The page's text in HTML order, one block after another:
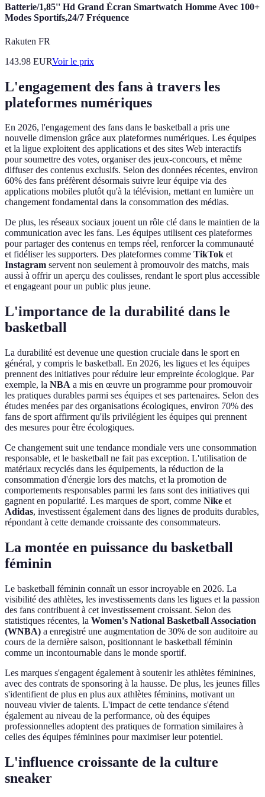
Batterie/1,85'' Hd Grand Écran Smartwatch Homme Avec 100+
Modes Sportifs,24/7 Fréquence
Rakuten FR
143.98 EURVoir le prix
L'engagement des fans à travers les
plateformes numériques
En 2026, l'engagement des fans dans le basketball a pris une
nouvelle dimension grâce aux plateformes numériques. Les équipes
et la ligue exploitent des applications et des sites Web interactifs
pour soumettre des votes, organiser des jeux-concours, et même
diffuser des contenus exclusifs. Selon des données récentes, environ
60% des fans préfèrent désormais suivre leur équipe via des
applications mobiles plutôt qu'à la télévision, mettant en lumière un
changement fondamental dans la consommation des médias.
De plus, les réseaux sociaux jouent un rôle clé dans le maintien de la
communication avec les fans. Les équipes utilisent ces plateformes
pour partager des contenus en temps réel, renforcer la communauté
et fidéliser les supporters. Des plateformes comme TikTok et
Instagram servent non seulement à promouvoir des matchs, mais
aussi à offrir un aperçu des coulisses, rendant le sport plus accessible
et engageant pour un public plus jeune.
L'importance de la durabilité dans le
basketball
La durabilité est devenue une question cruciale dans le sport en
général, y compris le basketball. En 2026, les ligues et les équipes
prennent des initiatives pour réduire leur empreinte écologique. Par
exemple, la NBA a mis en œuvre un programme pour promouvoir
les pratiques durables parmi ses équipes et ses partenaires. Selon des
études menées par des organisations écologiques, environ 70% des
fans de sport affirment qu'ils privilégient les équipes qui prennent
des mesures pour être écologiques.
Ce changement suit une tendance mondiale vers une consommation
responsable, et le basketball ne fait pas exception. L'utilisation de
matériaux recyclés dans les équipements, la réduction de la
consommation d'énergie lors des matchs, et la promotion de
comportements responsables parmi les fans sont des initiatives qui
gagnent en popularité. Les marques de sport, comme Nike et
Adidas, investissent également dans des lignes de produits durables,
répondant à cette demande croissante des consommateurs.
La montée en puissance du basketball
féminin
Le basketball féminin connaît un essor incroyable en 2026. La
visibilité des athlètes, les investissements dans les ligues et la passion
des fans contribuent à cet investissement croissant. Selon des
statistiques récentes, la Women's National Basketball Association
(WNBA) a enregistré une augmentation de 30% de son auditoire au
cours de la dernière saison, positionnant le basketball féminin
comme un incontournable dans le monde sportif.
Les marques s'engagent également à soutenir les athlètes féminines,
avec des contrats de sponsoring à la hausse. De plus, les jeunes filles
s'identifient de plus en plus aux athlètes féminins, motivant un
nouveau vivier de talents. L'impact de cette tendance s'étend
également au niveau de la performance, où des équipes
professionnelles adoptent des pratiques de formation similaires à
celles des équipes féminines pour maximiser leur potentiel.
L'influence croissante de la culture
sneaker